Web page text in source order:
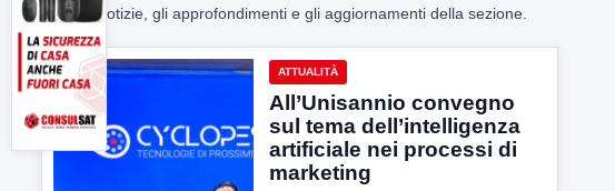
Tutte le notizie, gli approfondimenti e gli aggiornamenti della sezione.
ATTUALITÀ
All’Unisannio convegno
sul tema dell’intelligenza
artificiale nei processi di
marketing